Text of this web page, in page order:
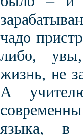
чадо
либо,
жизнь, не
А
языка, в